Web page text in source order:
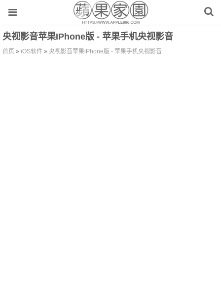
央视影音苹果iPhone版 - 苹果手机央视影音
首页 » iOS软件 » 央视影音苹果iPhone版 - 苹果手机央视影音